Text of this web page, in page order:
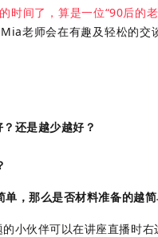
时间了，算是一位“90后的
老师会在有趣及轻松的交
还是越少越好？
，那么是否材料准备的越简
小伙伴可以在讲座直播时右